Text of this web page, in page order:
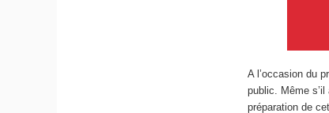
A l’occasion du
public. Même
préparation de